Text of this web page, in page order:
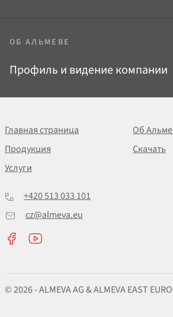
ОБ АЛЬМЕВЕ
Профиль и видение компании
Главная страница
Об
Продукция
Скачать
Услуги
+420 513 033 101
cz@almeva.eu
© 2026 - ALMEVA AG & ALMEVA EAST